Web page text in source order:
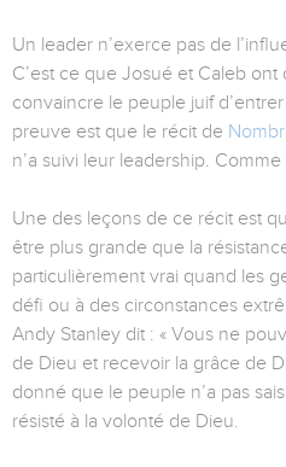
Un leader n’exerce pas de
C’est ce que Josué et Caleb
convaincre le peuple juif
preuve est que le récit de
n’a suivi leur leadership.
Une des leçons de ce récit est
être plus grande que la
particulièrement vrai quand les
défi ou à des circonstances
Andy Stanley dit : « Vous ne
de Dieu et recevoir la grâce de
donné que le peuple n’a pas
résisté à la volonté de Dieu.